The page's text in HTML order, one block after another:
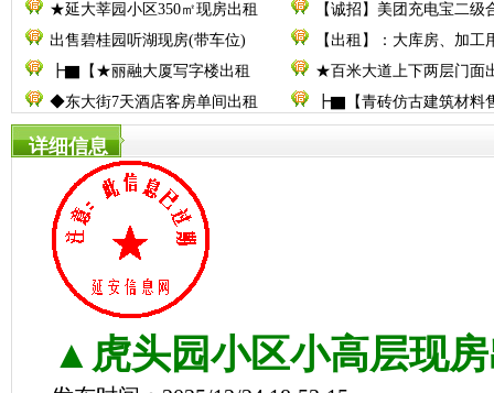
★延大莘园小区350㎡现房出租
【诚招】美团充电宝二级
出售碧桂园听湖现房(带车位)
【出租】：大库房、加工
┣▇【★丽融大厦写字楼出租
★百米大道上下两层门面
◆东大街7天酒店客房单间出租
┣▇【青砖仿古建筑材料
详细信息
▲虎头园小区小高层现